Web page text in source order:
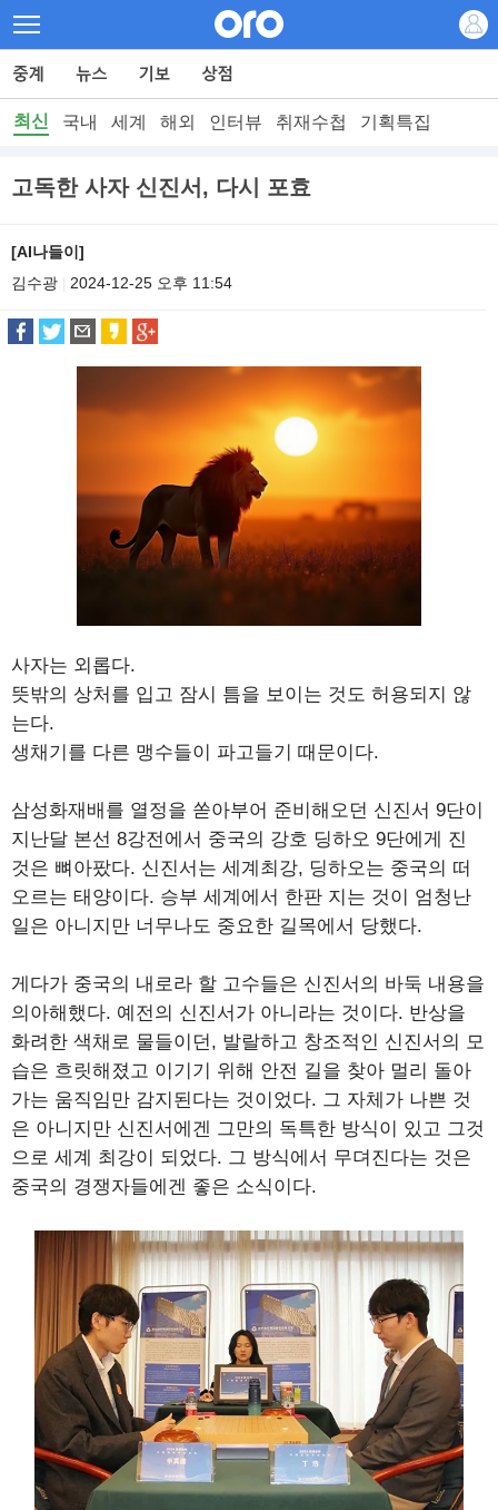
최신 국내 세계 해외 인터뷰 취재수첩 기획특집
고독한 사자 신진서, 다시 포효
[AI나들이]
김수광
2024-12-25 오후 11:54
사자는 외롭다.
뜻밖의 상처를 입고 잠시 틈을 보이는 것도 허용되지 않
는다.
생채기를 다른 맹수들이 파고들기 때문이다.
삼성화재배를 열정을 쏟아부어 준비해오던 신진서 9단이
지난달 본선 8강전에서 중국의 강호 딩하오 9단에게 진
것은 뼈아팠다. 신진서는 세계최강, 딩하오는 중국의 떠
오르는 태양이다. 승부 세계에서 한판 지는 것이 엄청난
일은 아니지만 너무나도 중요한 길목에서 당했다.
게다가 중국의 내로라 할 고수들은 신진서의 바둑 내용을
의아해했다. 예전의 신진서가 아니라는 것이다. 반상을
화려한 색채로 물들이던, 발랄하고 창조적인 신진서의 모
습은 흐릿해졌고 이기기 위해 안전 길을 찾아 멀리 돌아
가는 움직임만 감지된다는 것이었다. 그 자체가 나쁜 것
은 아니지만 신진서에겐 그만의 독특한 방식이 있고 그것
으로 세계 최강이 되었다. 그 방식에서 무뎌진다는 것은
중국의 경쟁자들에겐 좋은 소식이다.